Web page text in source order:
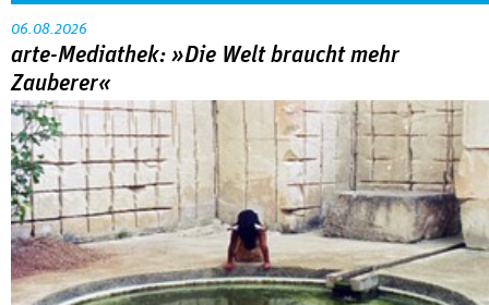
06.08.2026
arte-Mediathek: »Die Welt braucht mehr
Zauberer«